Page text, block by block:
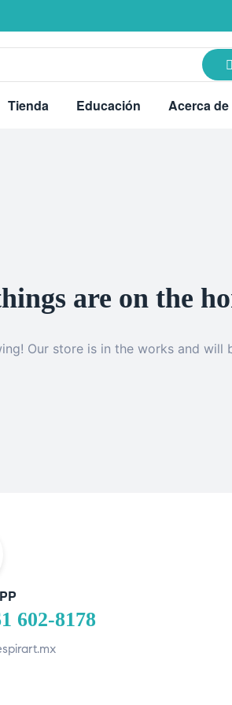
Tienda Educación Acerca de
are on the
Our store is in the works and will
602-8178